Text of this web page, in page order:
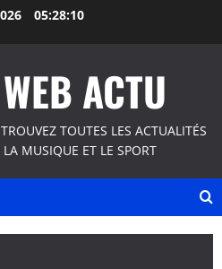
05:28:10
ACTU
TOUTES LES ACTUALITÉS
MUSIQUE ET LE SPORT